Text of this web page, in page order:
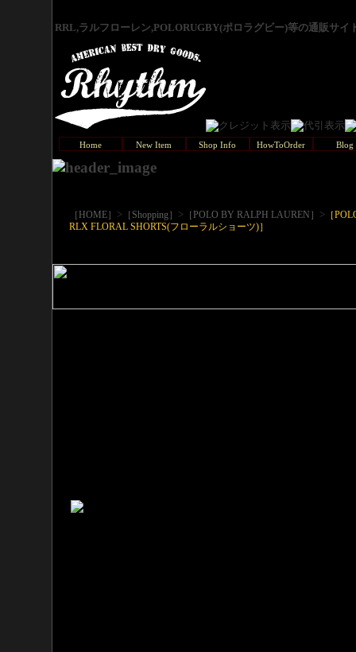
RRL,ラルフローレン,POLORUGBY(ポロラグビー)等の通販サ
Home New Item Shop Info HowToOrder Blog
［HOME］ > ［Shopping］ > ［POLO BY RALPH LAUREN］ > ［
RLX FLORAL SHORTS(フローラルショーツ)］